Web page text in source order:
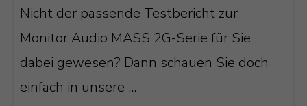
Nicht der passende Testbericht zur
Monitor Audio MASS 2G-Serie für Sie
dabei gewesen? Dann schauen Sie doch
einfach in unsere ...